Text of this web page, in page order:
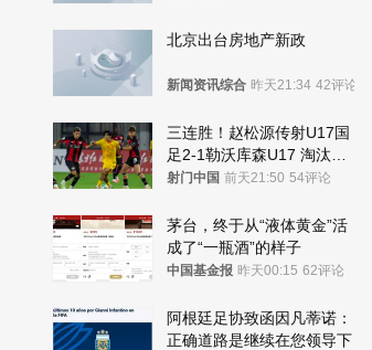
北京出台房地产新政
新闻资讯综合 昨天21:34 42评论
三连胜！赵松源传射U17国
足2-1勒沃库森U17 淘汰赛
将战河床
射门中国 前天21:50 54评论
茅台，终于从“液体黄金”活
成了“一瓶酒”的样子
中国基金报 昨天00:15 62评论
阿根廷足协致函因凡蒂诺：
正确道路是继续在您领导下